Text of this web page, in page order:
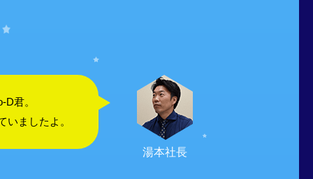
湯本社長
君。
いましたよ。